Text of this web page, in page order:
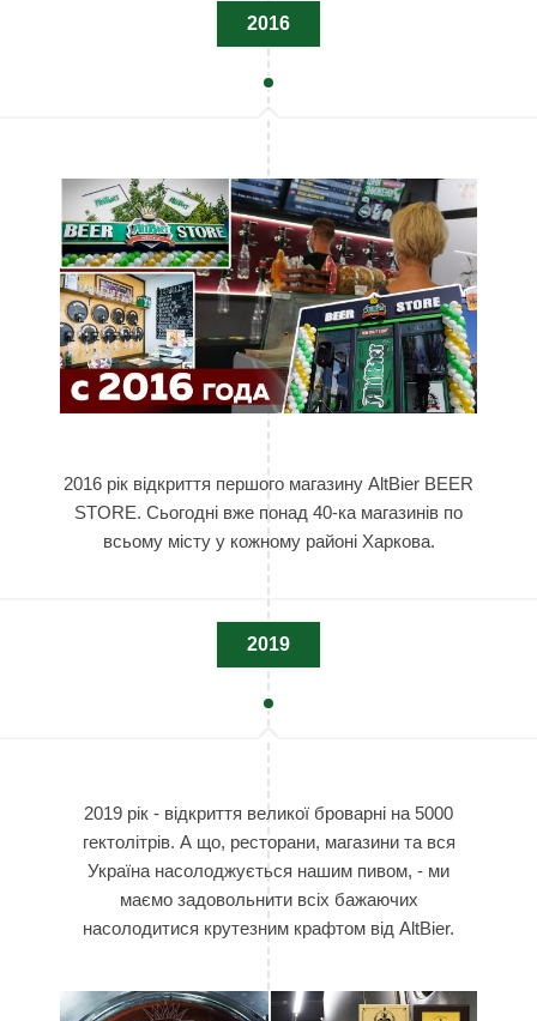
2016
2016 рік відкриття першого магазину AltBier BEER
STORE. Сьогодні вже понад 40-ка магазинів по
всьому місту у кожному районі Харкова.
2019
2019 рік - відкриття великої броварні на 5000
гектолітрів. А що, ресторани, магазини та вся
Україна насолоджується нашим пивом, - ми
маємо задовольнити всіх бажаючих
насолодитися крутезним крафтом від AltBier.